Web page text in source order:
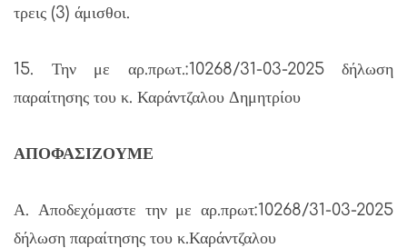
τρεις (3) άμισθοι.
15. Την με αρ.πρωτ.:10268/31-03-2025 δήλωση
παραίτησης του κ. Καράντζαλου Δημητρίου
ΑΠΟΦΑΣΙΖΟΥΜΕ
Α. Αποδεχόμαστε την με αρ.πρωτ:10268/31-03-2025
δήλωση παραίτησης του κ.Καράντζαλου